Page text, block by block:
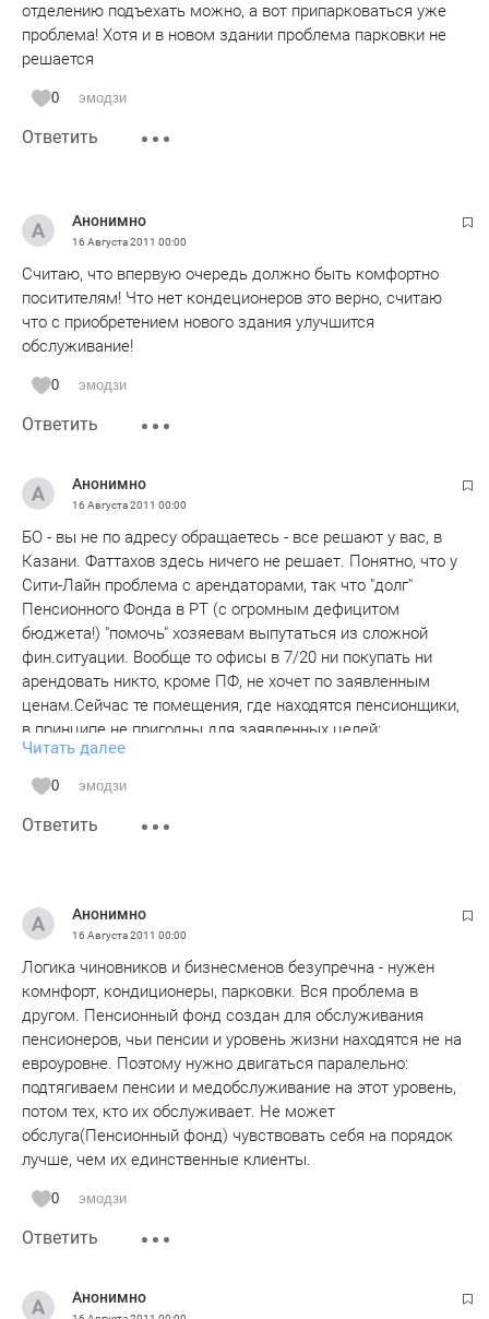
отделению подъехать можно, а вот припарковаться уже
проблема! Хотя и в новом здании проблема парковки не
решается
0 эмодзи
Ответить
Анонимно
16 Августа 2011 00:00
Считаю, что впервую очередь должно быть комфортно
поситителям! Что нет кондеционеров это верно, считаю
что с приобретением нового здания улучшится
обслуживание!
0 эмодзи
Ответить
Анонимно
16 Августа 2011 00:00
БО - вы не по адресу обращаетесь - все решают у вас, в
Казани. Фаттахов здесь ничего не решает. Понятно, что у
Сити-Лайн проблема с арендаторами, так что "долг"
Пенсионного Фонда в РТ (с огромным дефицитом
бюджета!) "помочь" хозяевам выпутаться из сложной
фин.ситуации. Вообще то офисы в 7/20 ни покупать ни
арендовать никто, кроме ПФ, не хочет по заявленным
ценам.Сейчас те помещения, где находятся пенсионщики,
в принципе не пригодны для заявленных целей:
отсутствует стоянка и нормальные подъездные пути,
узкий тротуар и подъезд, узкая и единственная лестница,
отсутствие вентиляции и системы пожаротушения...
Дальше могут продолжить сотрудницы.
Читать далее
0 эмодзи
Ответить
Анонимно
16 Августа 2011 00:00
Логика чиновников и бизнесменов безупречна - нужен
комнфорт, кондиционеры, парковки. Вся проблема в
другом. Пенсионный фонд создан для обслуживания
пенсионеров, чьи пенсии и уровень жизни находятся не на
евроуровне. Поэтому нужно двигаться паралельно:
подтягиваем пенсии и медобслуживание на этот уровень,
потом тех, кто их обслуживает. Не может
обслуга(Пенсионный фонд) чувствовать себя на порядок
лучше, чем их единственные клиенты.
0 эмодзи
Ответить
Анонимно